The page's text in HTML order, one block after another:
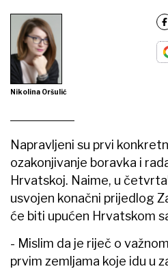
Nikolina Oršulić
Napravljeni su prvi
ozakonjivanje boravka i
Hrvatskoj. Naime, u
usvojen konačni prijedlog
će biti upućen Hrvatskom
- Mislim da je riječ o
prvim zemljama koje idu u